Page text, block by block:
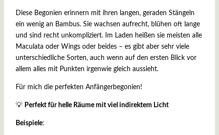
Diese Begonien erinnern mit ihren langen, geraden Stängeln
ein wenig an Bambus. Sie wachsen aufrecht, blühen oft lange
und sind recht unkompliziert. Im Laden heißen sie meisten alle
Maculata oder Wings oder beides – es gibt aber sehr viele
unterschiedliche Sorten, auch wenn auf den ersten Blick vor
allem alles mit Punkten irgenwie gleich aussieht.
Für mich die perfekten Anfängerbegonien!
💡 Perfekt für helle Räume mit viel indirektem Licht
Beispiele: